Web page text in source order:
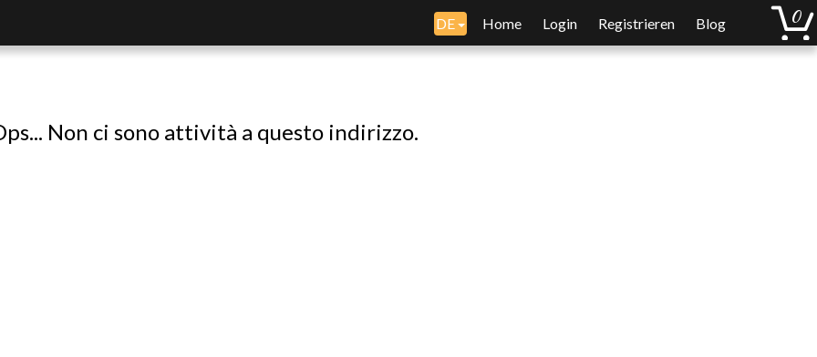
DE Home Login Registrieren Blog
Non ci sono attività a questo indirizzo.